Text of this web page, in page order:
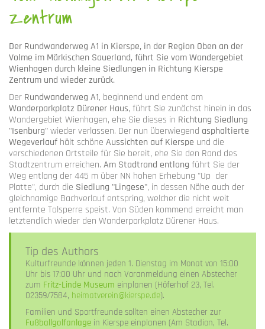
Zentrum
Der Rundwanderweg A1 in Kierspe, in der Region Oben an der
Volme im Märkischen Sauerland, führt Sie vomWandergebiet
Wienhagen durch kleine Siedlungen in Richtung Kierspe
Zentrum und wieder zurück.
Der Rundwanderweg A1, beginnend und endent am
Wanderparkplatz Dürener Haus, führt Sie zunächst hinein in das
Wandergebiet Wienhagen, ehe Sie dieses in Richtung Siedlung
"Isenburg"wieder verlassen. Der nun überwiegend asphaltierte
Wegeverlauf hält schöne Aussichten auf Kierspe und die
verschiedenen Ortsteile für Sie bereit, ehe Sie den Rand des
Stadtzentrum erreichen. Am Stadtrand entlang führt Sie der
Weg entlang der 445 m über NN hohen Erhebung "Up der
Platte", durch die Siedlung "Lingese", in dessen Nähe auch der
gleichnamige Bachverlauf entspring, welcher die nicht weit
entfernte Talsperre speist. Von Süden kommend erreicht man
letztendlich wieder den Wanderparkplatz Dürener Haus.
Tip des Authors
Kulturfreunde können jeden 1. Dienstag im Monat von 15:00
Uhr bis 17:00 Uhr und nach Voranmeldung einen Abstecher
zum Fritz-Linde Museum einplanen (Höferhof 23, Tel.
02359/7584, heimatverein@kierspe.de).
Familien und Sportfreunde sollten einen Abstecher zur
Fußballgolfanlage in Kierspe einplanen (Am Stadion, Tel.